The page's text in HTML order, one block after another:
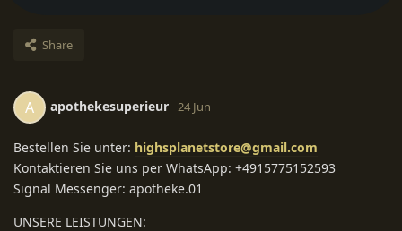
Share
A apothekesuperieur 24 Jun
Bestellen Sie unter: highsplanetstore@gmail.com
Kontaktieren Sie uns per WhatsApp: +4915775152593
Signal Messenger: apotheke.01
UNSERE LEISTUNGEN: